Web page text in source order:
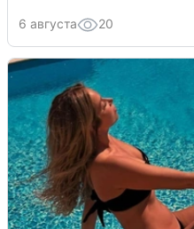
6 августа 20